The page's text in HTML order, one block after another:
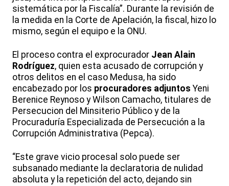
sistemática por la Fiscalía”. Durante la revisión de
la medida en la Corte de Apelación, la fiscal, hizo lo
mismo, según el equipo e la ONU.
El proceso contra el exprocurador Jean Alain
Rodríguez, quien esta acusado de corrupción y
otros delitos en el caso Medusa, ha sido
encabezado por los procuradores adjuntos Yeni
Berenice Reynoso y Wilson Camacho, titulares de
Persecucion del Minsiterio Público y de la
Procuraduría Especializada de Persecución a la
Corrupción Administrativa (Pepca).
“Este grave vicio procesal solo puede ser
subsanado mediante la declaratoria de nulidad
absoluta y la repetición del acto, dejando sin